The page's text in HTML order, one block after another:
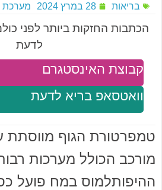
בריאות 28 במרץ 2024
הכתבות החזקות ביותר לפני
לדעת
וואטסאפ בריא לדעת
קבוצת האינסטגרם
טמפרטורת הגוף מווסתת
מורכב הכולל מערכות
ההיפותלמוס במח פועל